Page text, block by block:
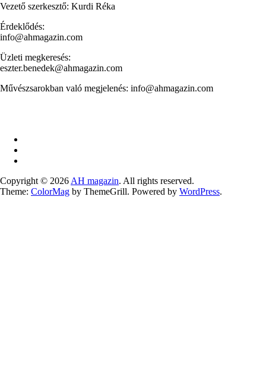
Vezető szerkesztő: Kurdi Réka
Érdeklődés:
info@ahmagazin.com
Üzleti megkeresés:
eszter.benedek@ahmagazin.com
Művészsarokban való megjelenés: info@ahmagazin.com
Copyright © 2026 AH magazin. All rights reserved.
Theme: ColorMag by ThemeGrill. Powered by WordPress.